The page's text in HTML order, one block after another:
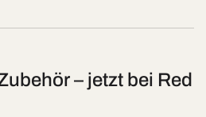
– jetzt bei Red